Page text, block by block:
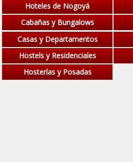
Hoteles de Nogoyá
Cabañas y Bungalows
Casas y Departamentos
Hostels y Residenciales
Hosterías y Posadas